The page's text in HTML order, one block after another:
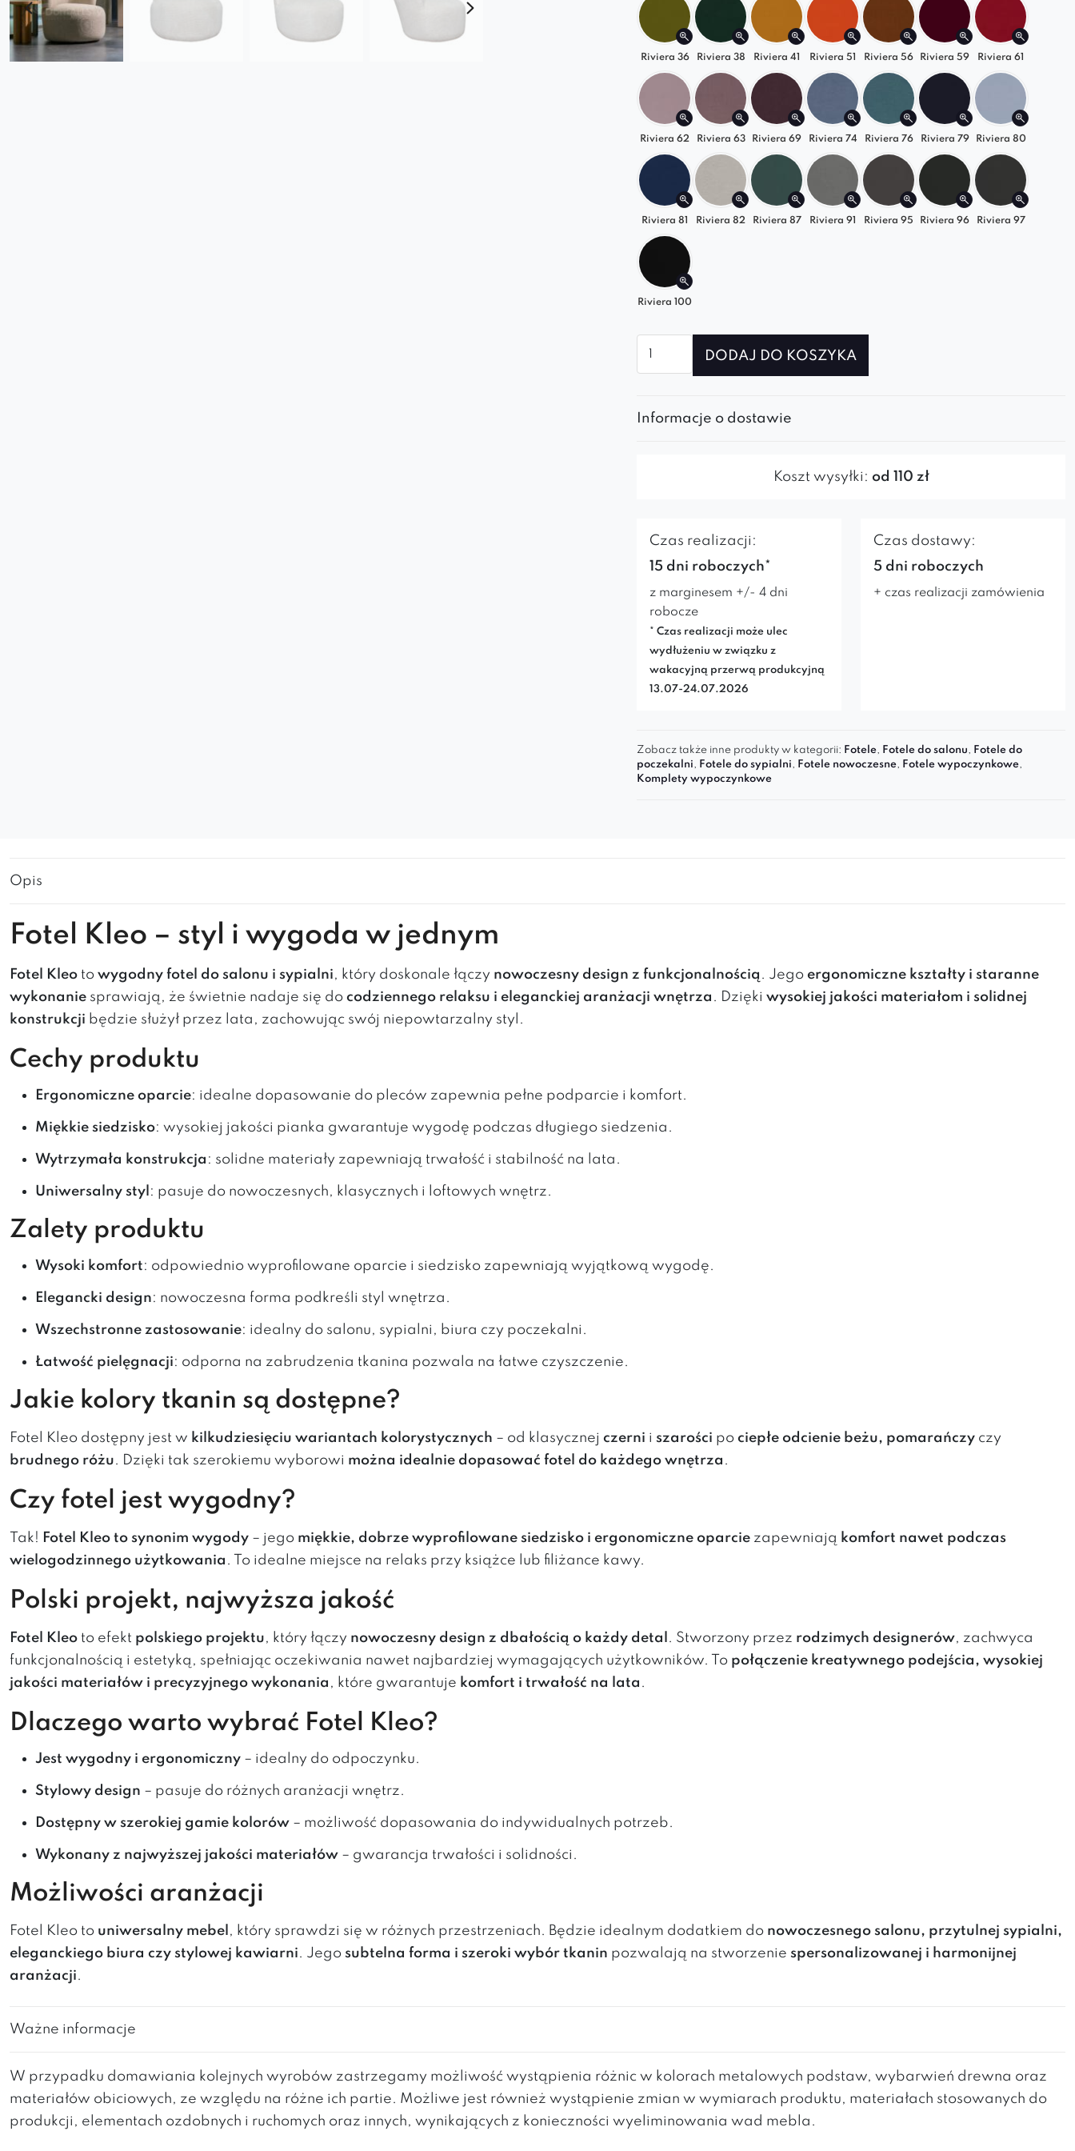
Riviera 36 Riviera 38 Riviera 41 Riviera 51 Riviera 56 Riviera 59 Riviera 61
Riviera 62 Riviera 63 Riviera 69 Riviera 74 Riviera 76 Riviera 79 Riviera 80
Riviera 81 Riviera 82 Riviera 87 Riviera 91 Riviera 95 Riviera 96 Riviera 97
Riviera 100
Fotel
DODAJ DO KOSZYKA
Informacje o dostawie
Koszt wysyłki: od 110 zł
Czas realizacji:
15 dni roboczych*
z marginesem +/- 4 dni
robocze
* Czas realizacji może ulec
wydłużeniu w związku z
wakacyjną przerwą produkcyjną
13.07-24.07.2026
Czas dostawy:
5 dni roboczych
+ czas realizacji zamówienia
Zobacz także inne produkty w kategorii: Fotele, Fotele do salonu, Fotele do
poczekalni, Fotele do sypialni, Fotele nowoczesne, Fotele wypoczynkowe,
Komplety wypoczynkowe
Opis
Fotel Kleo – styl i wygoda w jednym
Fotel Kleo to wygodny fotel do salonu i sypialni, który doskonale łączy nowoczesny design z funkcjonalnością . Jego ergonomiczne kształty i staranne
wykonanie sprawiają, że świetnie nadaje się do codziennego relaksu i eleganckiej aranżacji wnętrza . Dzięki wysokiej jakości materiałom i solidnej
konstrukcji będzie służył przez lata, zachowując swój niepowtarzalny styl.
Cechy produktu
Ergonomiczne oparcie: idealne dopasowanie do pleców zapewnia pełne podparcie i komfort.
Miękkie siedzisko: wysokiej jakości pianka gwarantuje wygodę podczas długiego siedzenia.
Wytrzymała konstrukcja : solidne materiały zapewniają trwałość i stabilność na lata.
Uniwersalny styl : pasuje do nowoczesnych, klasycznych i loftowych wnętrz.
Zalety produktu
Wysoki komfort: odpowiednio wyprofilowane oparcie i siedzisko zapewniają wyjątkową wygodę.
Elegancki design: nowoczesna forma podkreśli styl wnętrza.
Wszechstronne zastosowanie: idealny do salonu, sypialni, biura czy poczekalni.
Łatwość pielęgnacji: odporna na zabrudzenia tkanina pozwala na łatwe czyszczenie.
Jakie kolory tkanin są dostępne?
Fotel Kleo dostępny jest w kilkudziesięciu wariantach kolorystycznych – od klasycznej czerni i szarości po ciepłe odcienie beżu, pomarańczy czy
brudnego różu. Dzięki tak szerokiemu wyborowi można idealnie dopasować fotel do każdego wnętrza .
Czy fotel jest wygodny?
Tak! Fotel Kleo to synonim wygody – jego miękkie, dobrze wyprofilowane siedzisko i ergonomiczne oparcie zapewniają komfort nawet podczas
wielogodzinnego użytkowania . To idealne miejsce na relaks przy książce lub filiżance kawy.
Polski projekt, najwyższa jakość
Fotel Kleo to efekt polskiego projektu, który łączy nowoczesny design z dbałością o każdy detal . Stworzony przez rodzimych designerów, zachwyca
funkcjonalnością i estetyką, spełniając oczekiwania nawet najbardziej wymagających użytkowników. To połączenie kreatywnego podejścia, wysokiej
jakości materiałów i precyzyjnego wykonania , które gwarantuje komfort i trwałość na lata .
Dlaczego warto wybrać Fotel Kleo?
Jest wygodny i ergonomiczny – idealny do odpoczynku.
Stylowy design – pasuje do różnych aranżacji wnętrz.
Dostępny w szerokiej gamie kolorów – możliwość dopasowania do indywidualnych potrzeb.
Wykonany z najwyższej jakości materiałów – gwarancja trwałości i solidności.
Możliwości aranżacji
Fotel Kleo to uniwersalny mebel , który sprawdzi się w różnych przestrzeniach. Będzie idealnym dodatkiem do nowoczesnego salonu, przytulnej sypialni,
eleganckiego biura czy stylowej kawiarni. Jego subtelna forma i szeroki wybór tkanin pozwalają na stworzenie spersonalizowanej i harmonijnej
aranżacji.
Ważne informacje
W przypadku domawiania kolejnych wyrobów zastrzegamy możliwość wystąpienia różnic w kolorach metalowych podstaw, wybarwień drewna oraz
materiałów obiciowych, ze względu na różne ich partie. Możliwe jest również wystąpienie zmian w wymiarach produktu, materiałach stosowanych do
produkcji, elementach ozdobnych i ruchomych oraz innych, wynikających z konieczności wyeliminowania wad mebla.